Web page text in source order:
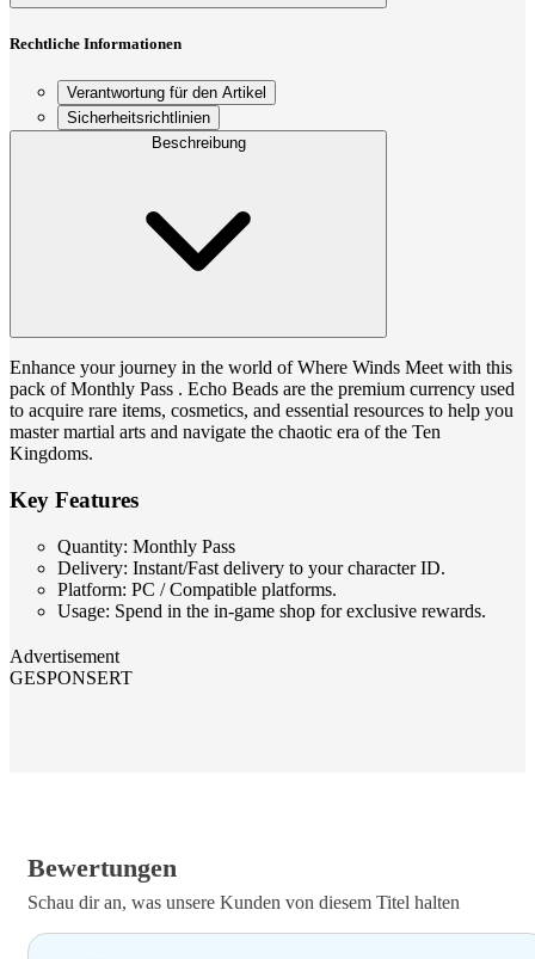
Rechtliche Informationen
Verantwortung für den Artikel
Sicherheitsrichtlinien
Beschreibung
Enhance your journey in the world of Where Winds Meet with this
pack of Monthly Pass . Echo Beads are the premium currency used
to acquire rare items, cosmetics, and essential resources to help you
master martial arts and navigate the chaotic era of the Ten
Kingdoms.
Key Features
Quantity: Monthly Pass
Delivery: Instant/Fast delivery to your character ID.
Platform: PC / Compatible platforms.
Usage: Spend in the in-game shop for exclusive rewards.
Advertisement
GESPONSERT
Bewertungen
Schau dir an, was unsere Kunden von diesem Titel halten